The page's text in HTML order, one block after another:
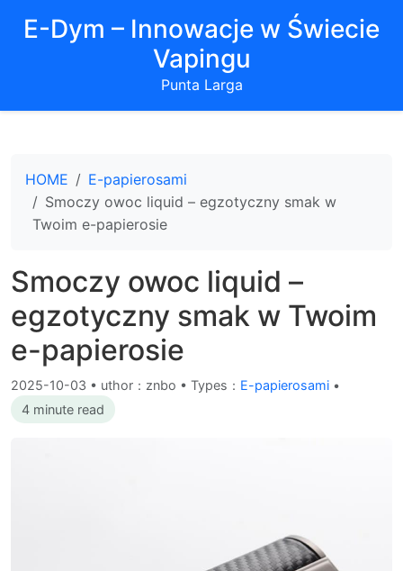
E-Dym – Innowacje w Świecie
Vapingu
Punta Larga
HOME
E-papierosami
Smoczy owoc liquid – egzotyczny smak w
Twoim e-papierosie
Smoczy owoc liquid –
egzotyczny smak w Twoim
e-papierosie
2025-10-03 • uthor：znbo • Types： E-papierosami •
4 minute read